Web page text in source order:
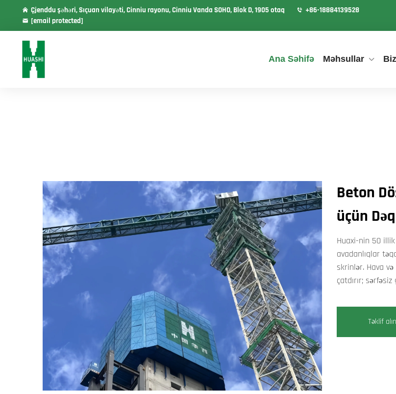
Çjenddu şəhəri, Sıçuan vilayəti, Cinniu rayonu, Cinniu Vanda SOHO, Blok D, 1905 otaq
+86-18884139528
[email protected]
Ana Səhifə Məhsullar
Beton
üçün
Huaxi-nin 50
avadanlıqlar
skrinlər. Hava
çatdırır;
Təklif alın